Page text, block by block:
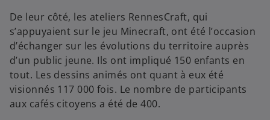
De leur côté, les ateliers RennesCraft, qui
s’appuyaient sur le jeu Minecraft, ont été l’occasion
d’échanger sur les évolutions du territoire auprès
d’un public jeune. Ils ont impliqué 150 enfants en
tout. Les dessins animés ont quant à eux été
visionnés 117 000 fois. Le nombre de participants
aux cafés citoyens a été de 400.